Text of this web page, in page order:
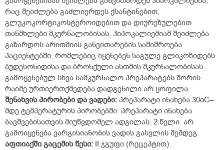
რაც შეიძლება გაძლიერდეს ქსანტინებით,
გლუკოკორტიკოსტეროიდებით და დიურეზულებით
თანმხლები მკურნალობისას. ჰიპოკალიემიამ შეიძლება
გაზარდოს არითმიის განვითარების საშიშროება
პაციენტებში, რომლებიც იყენებენ საგულე გლიკოზიდებს.
ბუდესონიდისა და ბრონქული ასთმის მკურნალობისას
გამოყენებულ სხვა სამკურნალო პრეპარატებს შორის
რაიმე ურთიერთქმედება დადგენილი არ ყოფილა.
შენახვის პირობები და ვადები: პრეპარატი ინახება 30oC–
მდე ტემპერატურის პირობებში. პრეპარატი ინახება
ბავშვებისათვის მიუწვდომელ ადგილას. 2 წელი. არ
გამოიყენება ვარგისიანობის ვადის გასვლის შემდეგ.
აფთიაქში გაცემის წესი: II ჯგუფი (რეცეპტით).